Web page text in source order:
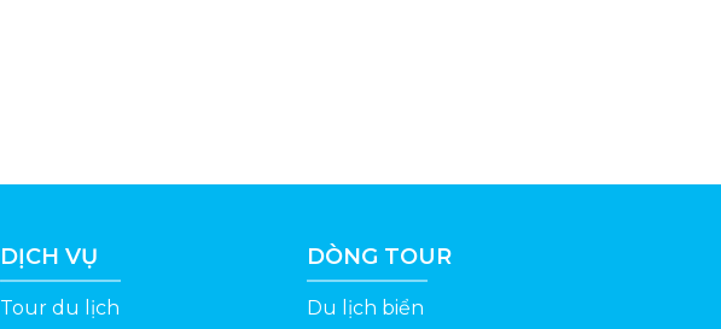
DỊCH VỤ
Tour du lịch
DÒNG TOUR
Du lịch biển